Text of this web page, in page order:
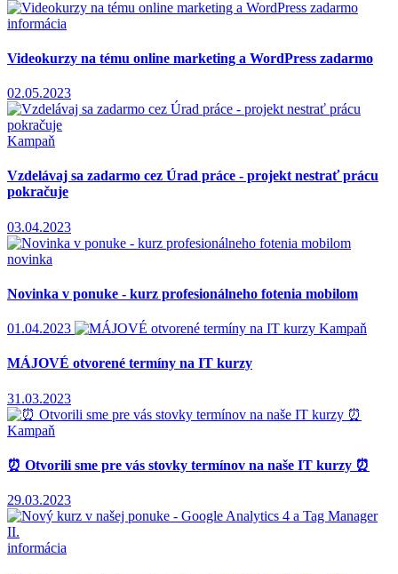
informácia
Videokurzy na tému online marketing a WordPress zadarmo
02.05.2023
Kampaň
Vzdelávaj sa zadarmo cez Úrad práce - projekt nestrať prácu
pokračuje
03.04.2023
novinka
Novinka v ponuke - kurz profesionálneho fotenia mobilom
01.04.2023 Kampaň
MÁJOVÉ otvorené termíny na IT kurzy
31.03.2023
Kampaň
⏰ Otvorili sme pre vás stovky termínov na naše IT kurzy ⏰
29.03.2023
informácia